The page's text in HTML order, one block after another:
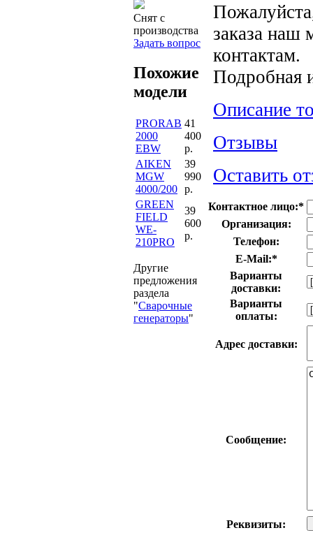
Снят с
производства
Задать вопрос
Похожие
модели
PRORAB
2000
EBW
41
400
р.
AIKEN
MGW
4000/200
39
990
р.
GREEN
FIELD
WE-
210PRO
39
600
р.
Другие
предложения
раздела
"Сварочные
генераторы"
заказа наш
контактам.
Подробная
Описание
Отзывы
Оставить
Контактное лицо:*
Организация:
Телефон:
E-Mail:*
Варианты
доставки:
Варианты
оплаты:
Адрес доставки:
Сообщение:
Реквизиты: